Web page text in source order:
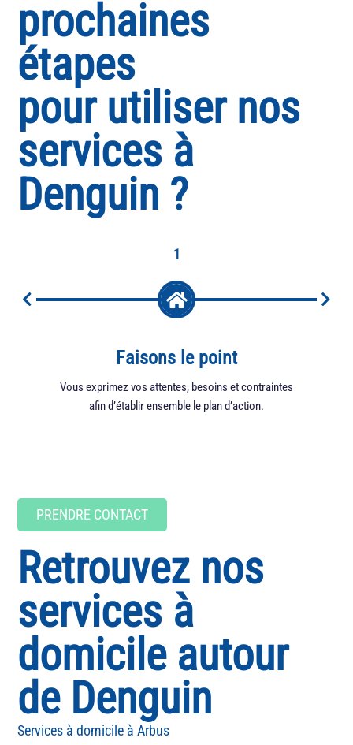
prochaines
étapes
pour utiliser nos
services à
Denguin ?
1
Faisons le point
Vous exprimez vos attentes, besoins et contraintes
afin d’établir ensemble le plan d’action.
PRENDRE CONTACT
Retrouvez nos
services à
domicile autour
de Denguin
Arbus